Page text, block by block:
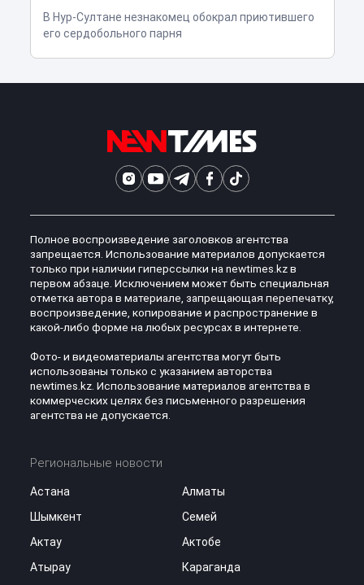
В Нур-Султане незнакомец обокрал приютившего
его сердобольного парня
Полное воспроизведение заголовков агентства
запрещается. Использование материалов допускается
только при наличии гиперссылки на newtimes.kz в
первом абзаце. Исключением может быть специальная
отметка автора в материале, запрещающая перепечатку,
воспроизведение, копирование и распространение в
какой-либо форме на любых ресурсах в интернете.
Фото- и видеоматериалы агентства могут быть
использованы только с указанием авторства
newtimes.kz. Использование материалов агентства в
коммерческих целях без письменного разрешения
агентства не допускается.
Региональные новости
Астана
Алматы
Шымкент
Семей
Актау
Актобе
Атырау
Караганда